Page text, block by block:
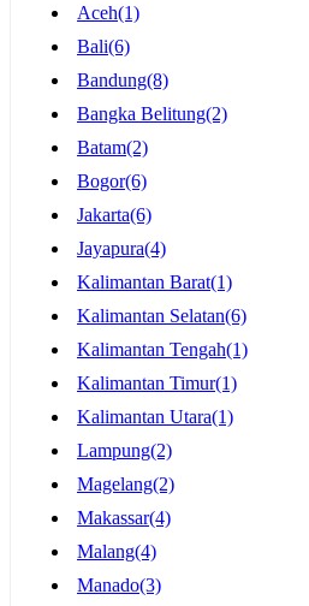
Aceh(1)
Bali(6)
Bandung(8)
Bangka Belitung(2)
Batam(2)
Bogor(6)
Jakarta(6)
Jayapura(4)
Kalimantan Barat(1)
Kalimantan Selatan(6)
Kalimantan Tengah(1)
Kalimantan Timur(1)
Kalimantan Utara(1)
Lampung(2)
Magelang(2)
Makassar(4)
Malang(4)
Manado(3)